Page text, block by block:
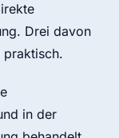
Drei davon
praktisch.
in der